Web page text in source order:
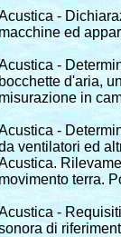
-
macchine ed
-
bocchette d'aria,
misurazione in
-
ventilatori ed
movimento terra.
-
di